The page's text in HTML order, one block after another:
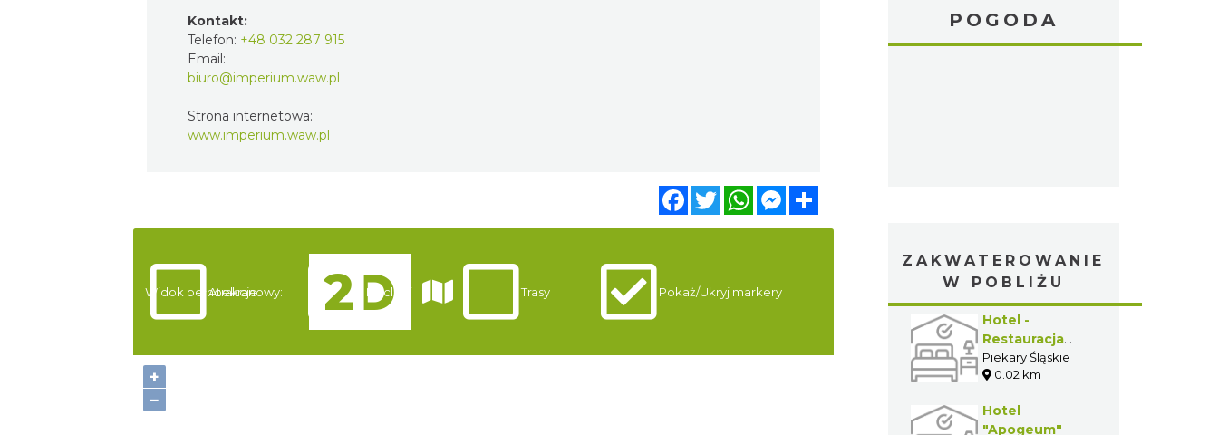
Kontakt:
Telefon: +48 032 287 915
Email:
biuro@imperium.waw.pl
Strona internetowa:
www.imperium.waw.pl
FacebookTwitterWhatsAppMessenger
+
−
Widok pełnoekranowy:
Atrakcje Noclegi Trasy Pokaż/Ukryj markery
POGODA
ZAKWATEROWANIE
W POBLIŻU
Hotel -
Restauracja
"Imperium"
Piekary Śląskie
0.02 km
Hotel
"Apogeum"